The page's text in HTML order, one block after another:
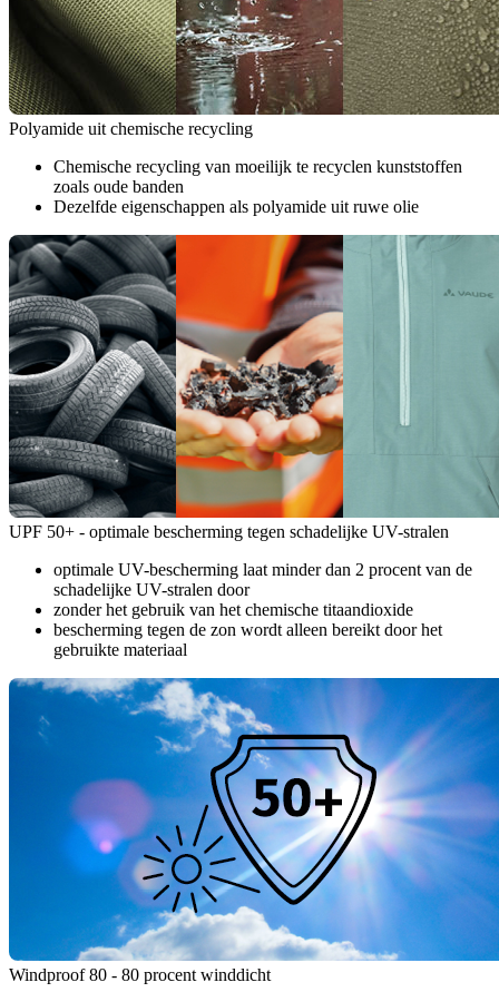
Polyamide uit chemische recycling
Chemische recycling van moeilijk te recyclen kunststoffen
zoals oude banden
Dezelfde eigenschappen als polyamide uit ruwe olie
UPF 50+ - optimale bescherming tegen schadelijke UV-stralen
optimale UV-bescherming laat minder dan 2 procent van de
schadelijke UV-stralen door
zonder het gebruik van het chemische titaandioxide
bescherming tegen de zon wordt alleen bereikt door het
gebruikte materiaal
Windproof 80 - 80 procent winddicht